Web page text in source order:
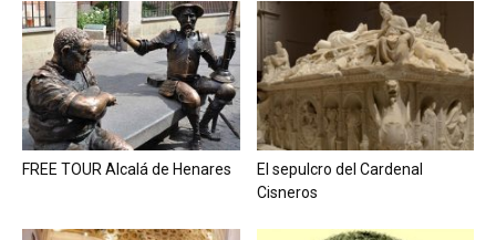
FREE TOUR Alcalá de Henares
El sepulcro del Cardenal
Cisneros